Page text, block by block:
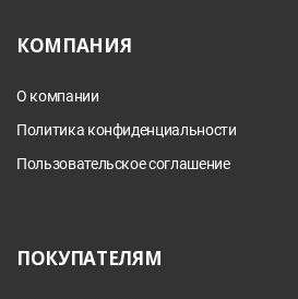
КОМПАНИЯ
О компании
Политика конфиденциальности
Пользовательское соглашение
ПОКУПАТЕЛЯМ